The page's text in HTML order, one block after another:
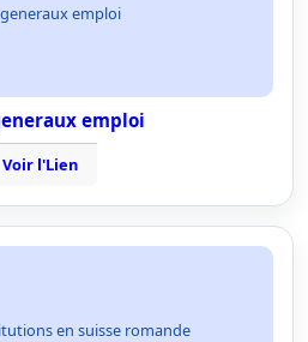
emploi
emploi
Voir l'Lien
en suisse romande